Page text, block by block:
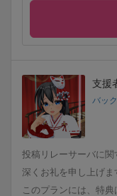
支援
バッ
投稿リレーサーバに関
深くお礼を申し上げま
このプランには、特典